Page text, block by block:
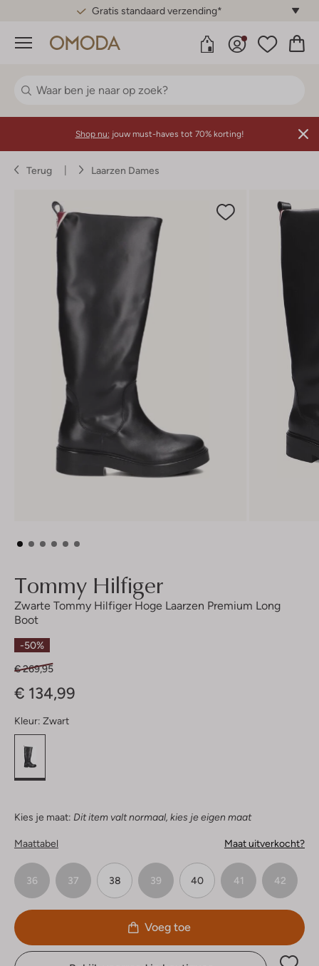
Gratis standaard verzending*
Menu
Shop nu: jouw must-haves tot 70% korting!
Terug Laarzen Dames
Tommy Hilfiger
Zwarte Tommy Hilfiger Hoge Laarzen Premium Long
Boot
-50%
€ 269,95
€ 134,99
Kleur: Zwart
Kies je maat: Dit item valt normaal, kies je eigen maat
Maattabel Maat uitverkocht?
36 37 38 39 40 41 42
Voeg toe